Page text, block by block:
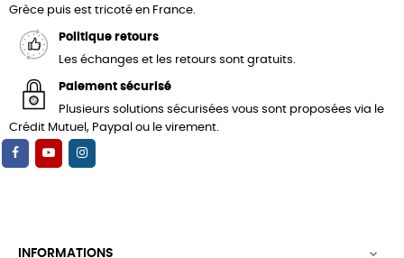
Grèce puis est tricoté en France.
Politique retours
Les échanges et les retours sont gratuits.
Paiement sécurisé
Plusieurs solutions sécurisées vous sont proposées via le
Crédit Mutuel, Paypal ou le virement.
INFORMATIONS 